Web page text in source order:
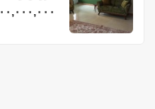
فریدونکنار